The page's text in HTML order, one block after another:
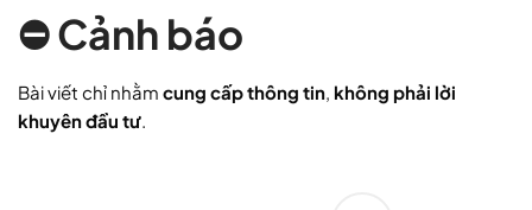
⛔ Cảnh báo
Bài viết chỉ nhằm cung cấp thông tin, không phải lời
khuyên đầu tư.